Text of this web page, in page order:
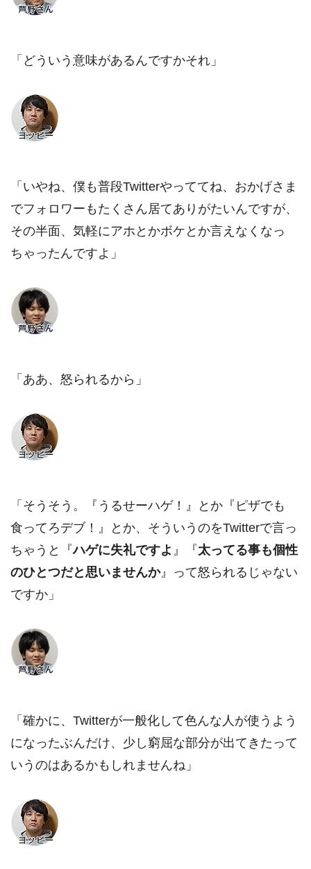
「どういう意味があるんですかそれ」
「いやね、僕も普段Twitterやっててね、おかげさま
でフォロワーもたくさん居てありがたいんですが、
その半面、気軽にアホとかボケとか言えなくなっ
ちゃったんですよ」
「ああ、怒られるから」
「そうそう。『うるせーハゲ！』とか『ピザでも
食ってろデブ！』とか、そういうのをTwitterで言っ
ちゃうと『ハゲに失礼ですよ 』『太ってる事も個性
のひとつだと思いませんか』って怒られるじゃない
ですか」
「確かに、Twitterが一般化して色んな人が使うよう
になったぶんだけ、少し窮屈な部分が出てきたって
いうのはあるかもしれませんね」